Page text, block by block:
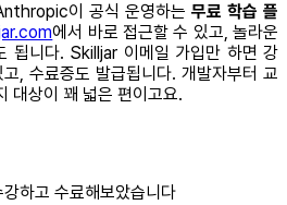
이 공식 운영하는 무료 학습 플
에서 바로 접근할 수 있고, 놀라운
됩니다. Skilljar 이메일 가입만 하면 강
, 수료증도 발급됩니다. 개발자부터 교
대상이 꽤 넓은 편이고요.
하고 수료해보았습니다